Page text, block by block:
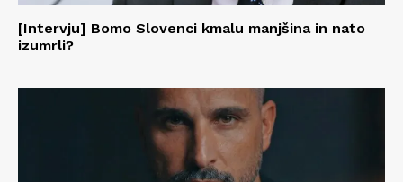
[Intervju] Bomo Slovenci kmalu manjšina in nato
izumrli?